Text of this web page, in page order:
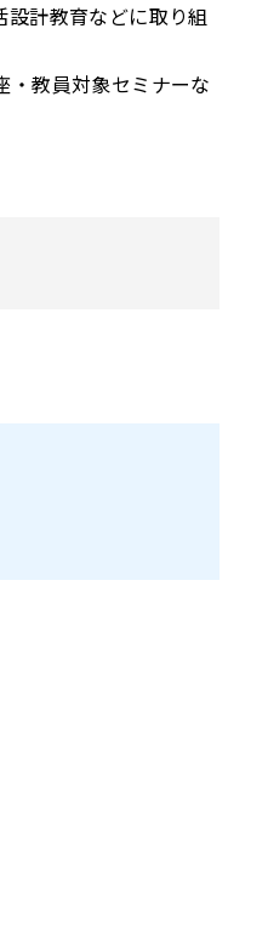
計教育などに取り組
・教員対象セミナーな